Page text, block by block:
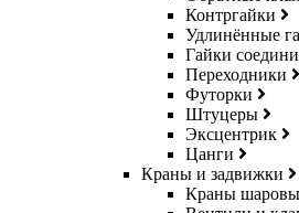
Контргайки
Удлинённые
Гайки
Переходники
Футорки
Штуцеры
Эксцентрик
Цанги
Краны и задвижки
Краны